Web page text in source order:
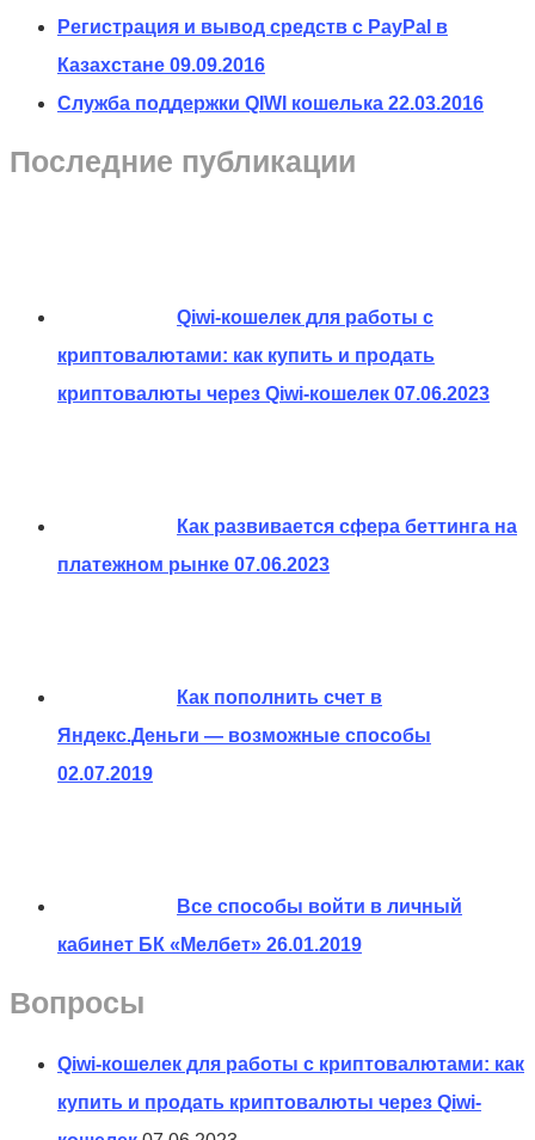
Регистрация и вывод средств с PayPal в
Казахстане 09.09.2016
Служба поддержки QIWI кошелька 22.03.2016
Последние публикации
Qiwi-кошелек для работы с
криптовалютами: как купить и продать
криптовалюты через Qiwi-кошелек 07.06.2023
Как развивается сфера беттинга на
платежном рынке 07.06.2023
Как пополнить счет в
Яндекс.Деньги — возможные способы
02.07.2019
Все способы войти в личный
кабинет БК «Мелбет» 26.01.2019
Вопросы
Qiwi-кошелек для работы с криптовалютами: как
купить и продать криптовалюты через Qiwi-